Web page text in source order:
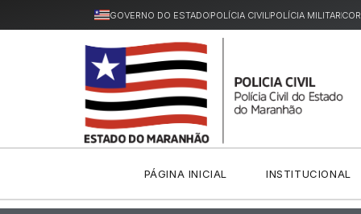
GOVERNO DO ESTADOPOLÍCIA CIVILPOLÍCIA MILITAR
PÁGINA INICIAL INSTITUCIONAL